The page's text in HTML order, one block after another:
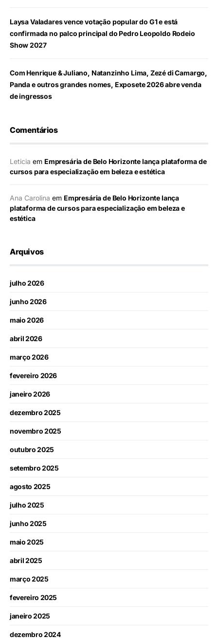
Laysa Valadares vence votação popular do G1 e está
confirmada no palco principal do Pedro Leopoldo Rodeio
Show 2027
Com Henrique & Juliano, Natanzinho Lima, Zezé di Camargo,
Panda e outros grandes nomes, Exposete 2026 abre venda
de ingressos
Comentários
Leticia em Empresária de Belo Horizonte lança plataforma de
cursos para especialização em beleza e estética
Ana Carolina em Empresária de Belo Horizonte lança
plataforma de cursos para especialização em beleza e
estética
Arquivos
julho 2026
junho 2026
maio 2026
abril 2026
março 2026
fevereiro 2026
janeiro 2026
dezembro 2025
novembro 2025
outubro 2025
setembro 2025
agosto 2025
julho 2025
junho 2025
maio 2025
abril 2025
março 2025
fevereiro 2025
janeiro 2025
dezembro 2024